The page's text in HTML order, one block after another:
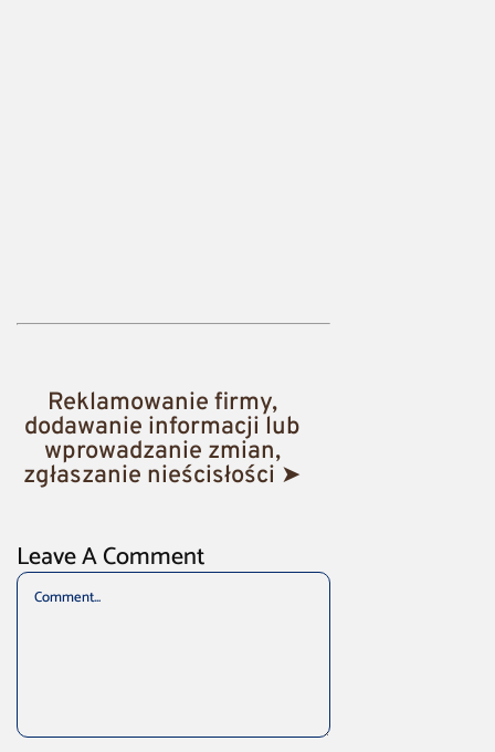
Reklamowanie firmy,
dodawanie informacji lub
wprowadzanie zmian,
zgłaszanie nieścisłości ➤
Leave A Comment
Comment